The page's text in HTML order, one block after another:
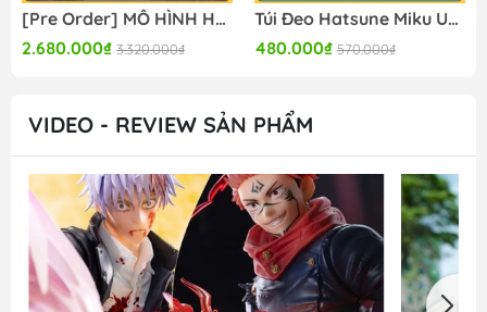
[Pre Order] MÔ HÌNH Hatsune Miku - Racing 2025 Ver - Figma (#SP-174) (Good Smile Racing) FIGURE CHÍNH HÃNG
2.680.000₫ 3.320.000₫
Túi Đeo Hatsune Miku Uwa Series Itabag Soft Smiling - Bông (BilibiliGoods) Plushie CHÍNH HÃNG
480.000₫ 570.000₫
VIDEO - REVIEW SẢN PHẨM